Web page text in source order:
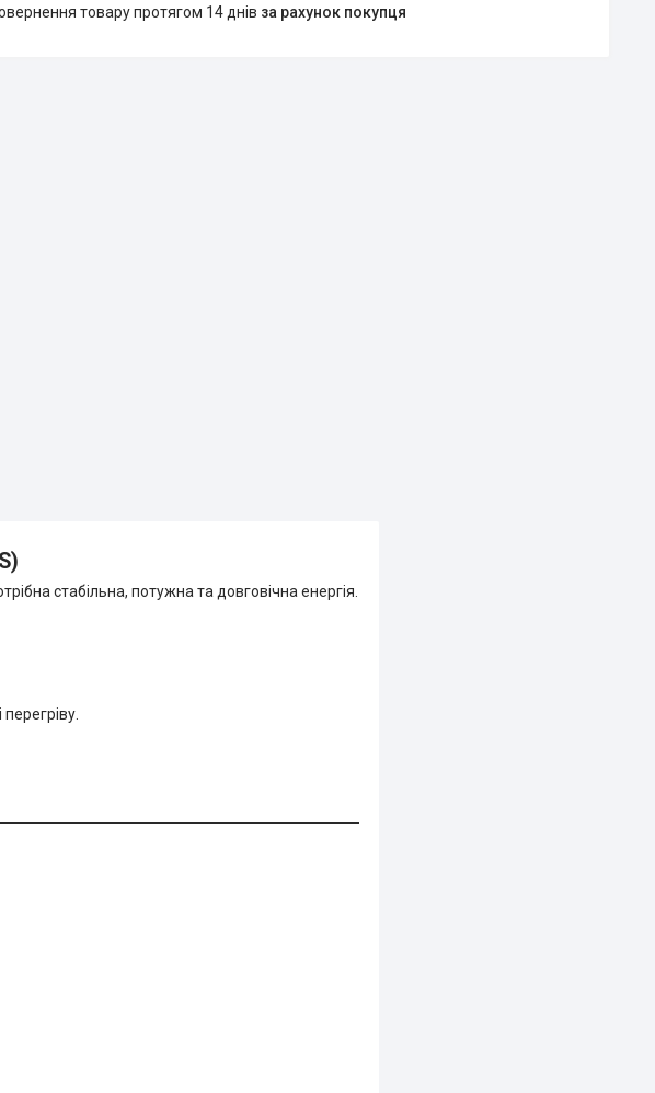
товару протягом 14 днів за рахунок покупця
стабільна, потужна та довговічна енергія.